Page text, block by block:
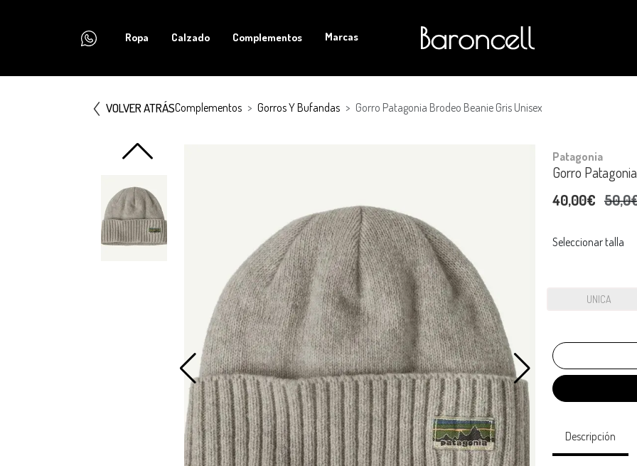
Ropa Calzado Complementos Marcas
VOLVER ATRÁSComplementos Gorros Y Bufandas Gorro Patagonia Brodeo Beanie Gris Unisex
Patagonia
Gorro
40,00€
Seleccionar talla
UNICA
Descripción